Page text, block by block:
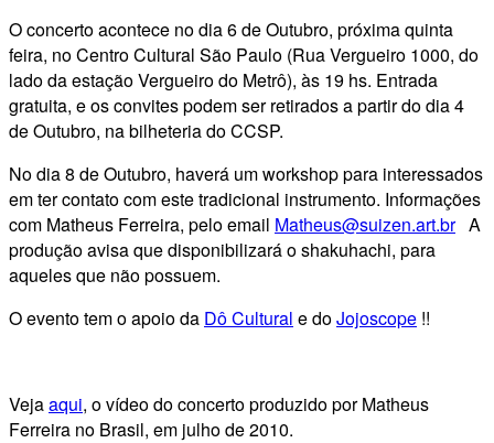
O concerto acontece no dia 6 de Outubro, próxima quinta
feira, no Centro Cultural São Paulo (Rua Vergueiro 1000, do
lado da estação Vergueiro do Metrô), às 19 hs. Entrada
gratuita, e os convites podem ser retirados a partir do dia 4
de Outubro, na bilheteria do CCSP.
No dia 8 de Outubro, haverá um workshop para interessados
em ter contato com este tradicional instrumento. Informações
com Matheus Ferreira, pelo email Matheus@suizen.art.brA
produção avisa que disponibilizará o shakuhachi, para
aqueles que não possuem.
O evento tem o apoio da Dô Cultural e doJojoscope !!
Vejaaqui, o vídeo do concerto produzido por Matheus
Ferreira no Brasil, em julho de 2010.